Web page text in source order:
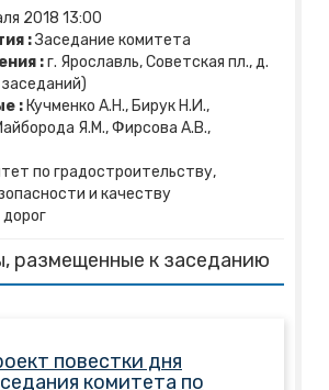
2018 13:00
:Заседание комитета
:г. Ярославль, Советская пл., д.
: Кучменко А.Н., Бирук Н.И.,
Я.М., Фирсова А.В.,
по градостроительству,
и качеству
размещенные к заседанию
повестки дня
комитета по